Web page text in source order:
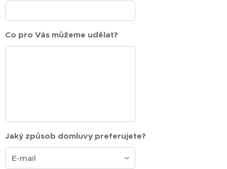
Co pro Vás můžeme udělat?
Jaký způsob domluvy preferujete?